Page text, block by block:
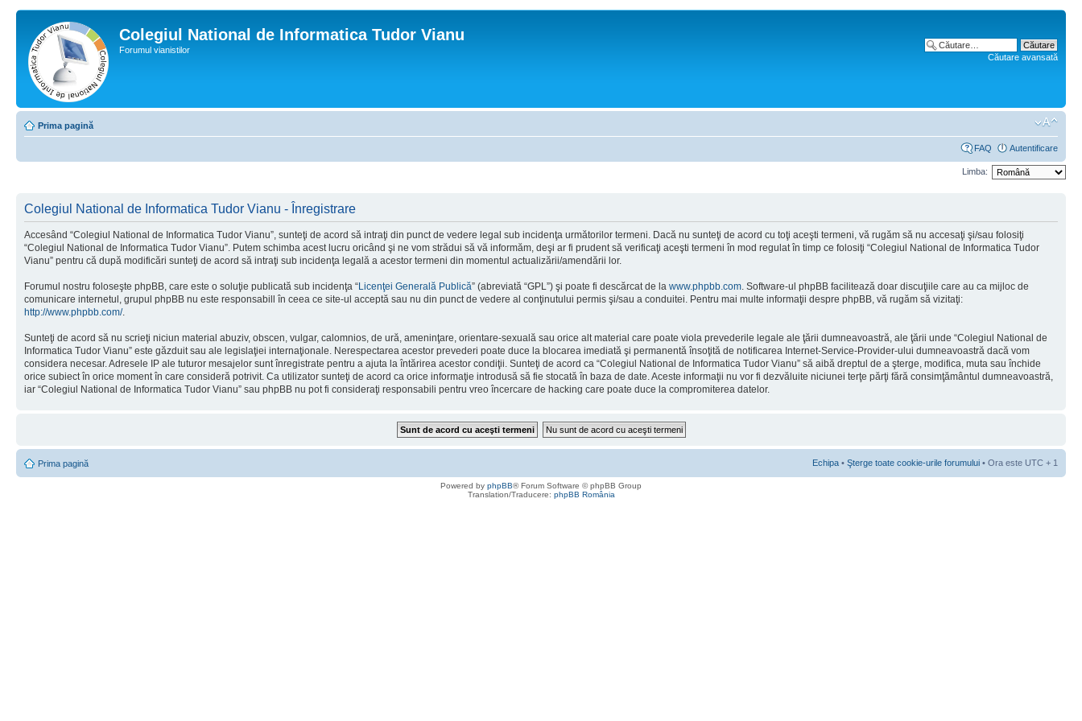
Colegiul National de Informatica Tudor Vianu
Forumul vianistilor
Căutare avansată
Prima pagină
FAQ Autentificare
Limba:
Colegiul National de Informatica Tudor Vianu - Înregistrare
Accesând “Colegiul National de Informatica Tudor Vianu”, sunteţi de acord să intraţi din punct de vedere legal sub incidenţa următorilor termeni. Dacă nu sunteţi de acord cu toţi aceşti termeni, vă rugăm să nu accesaţi şi/sau folosiţi
“Colegiul National de Informatica Tudor Vianu”. Putem schimba acest lucru oricând şi ne vom strădui să vă informăm, deşi ar fi prudent să verificaţi aceşti termeni în mod regulat în timp ce folosiţi “Colegiul National de Informatica Tudor
Vianu” pentru că după modificări sunteţi de acord să intraţi sub incidenţa legală a acestor termeni din momentul actualizării/amendării lor.
Forumul nostru foloseşte phpBB, care este o soluţie publicată sub incidenţa “Licenţei Generală Publică” (abreviată “GPL”) şi poate fi descărcat de la www.phpbb.com . Software-ul phpBB facilitează doar discuţiile care au ca mijloc de
comunicare internetul, grupul phpBB nu este responsabill în ceea ce site-ul acceptă sau nu din punct de vedere al conţinutului permis şi/sau a conduitei. Pentru mai multe informaţii despre phpBB, vă rugăm să vizitaţi:
http://www.phpbb.com/.
Sunteţi de acord să nu scrieţi niciun material abuziv, obscen, vulgar, calomnios, de ură, ameninţare, orientare-sexuală sau orice alt material care poate viola prevederile legale ale ţării dumneavoastră, ale ţării unde “Colegiul National de
Informatica Tudor Vianu” este găzduit sau ale legislaţiei internaţionale. Nerespectarea acestor prevederi poate duce la blocarea imediată şi permanentă însoţită de notificarea Internet-Service-Provider-ului dumneavoastră dacă vom
considera necesar. Adresele IP ale tuturor mesajelor sunt înregistrate pentru a ajuta la întărirea acestor condiţii. Sunteţi de acord ca “Colegiul National de Informatica Tudor Vianu” să aibă dreptul de a şterge, modifica, muta sau închide
orice subiect în orice moment în care consideră potrivit. Ca utilizator sunteţi de acord ca orice informaţie introdusă să fie stocată în baza de date. Aceste informaţii nu vor fi dezvăluite niciunei terţe părţi fără consimţământul dumneavoastră,
iar “Colegiul National de Informatica Tudor Vianu” sau phpBB nu pot fi consideraţi responsabili pentru vreo încercare de hacking care poate duce la compromiterea datelor.
Prima pagină Echipa • Şterge toate cookie-urile forumului • Ora este UTC + 1
Powered by phpBB® Forum Software © phpBB Group
Translation/Traducere: phpBB România